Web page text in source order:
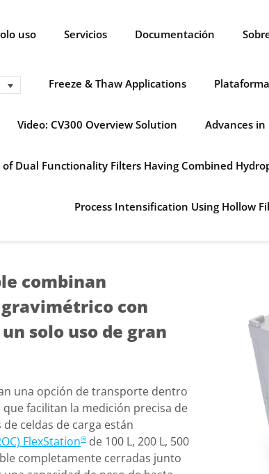
uso Servicios Documentación
Freeze & Thaw Applications
Video: CV300 Overview Solution Advances
Dual Functionality Filters Having Combined
Process Intensification Using Hollow
combinan
con
solo uso de gran
una opción de transporte dentro
facilitan la medición precisa de
celdas de carga están
FlexStation® de 100 L, 200 L, 500
completamente cerradas junto